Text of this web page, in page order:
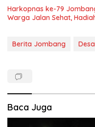
Harkopnas ke-79
Warga Jalan Sehat,
Berita Jombang
Baca Juga